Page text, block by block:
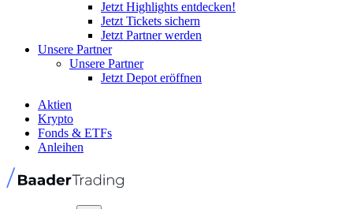
Jetzt Highlights entdecken!
Jetzt Tickets sichern
Jetzt Partner werden
Unsere Partner
Unsere Partner
Jetzt Depot eröffnen
Aktien
Krypto
Fonds & ETFs
Anleihen